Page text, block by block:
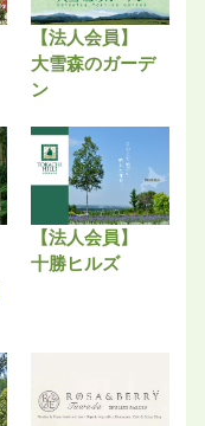
【法人会員】
大雪森のガーデ
ン
【法人会員】
十勝ヒルズ